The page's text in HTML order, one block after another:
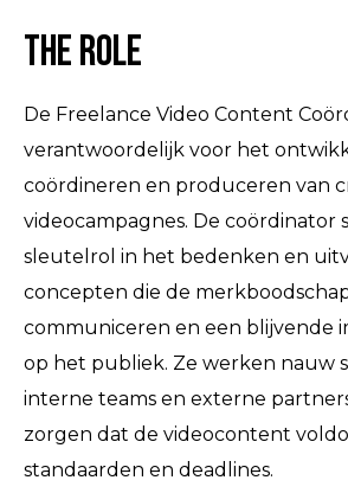
The role
De Freelance Video Content
verantwoordelijk voor het
coördineren en produceren van
videocampagnes. De coördinator
sleutelrol in het bedenken en
concepten die de
communiceren en een blijvende
op het publiek. Ze werken nauw
interne teams en externe
zorgen dat de videocontent
standaarden en deadlines.